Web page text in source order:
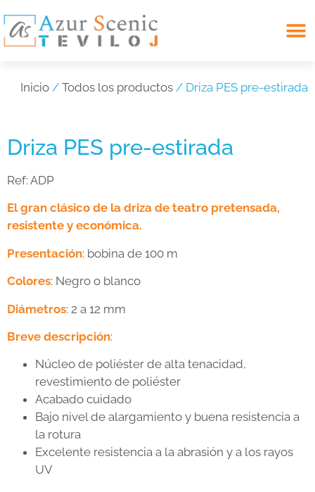
Inicio / Todos los productos / Driza PES pre-estirada
Driza PES pre-estirada
Ref: ADP
El gran clásico de la driza de teatro pretensada,
resistente y económica.
Presentación: bobina de 100 m
Colores: Negro o blanco
Diámetros: 2 a 12 mm
Breve descripción:
Núcleo de poliéster de alta tenacidad,
revestimiento de poliéster
Acabado cuidado
Bajo nivel de alargamiento y buena resistencia a
la rotura
Excelente resistencia a la abrasión y a los rayos
UV